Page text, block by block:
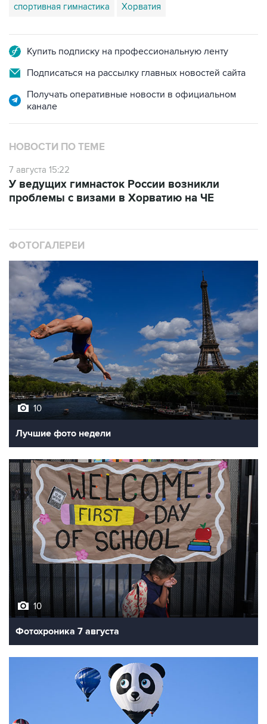
спортивная гимнастика Хорватия
Купить подписку на профессиональную ленту
Подписаться на рассылку главных новостей сайта
Получать оперативные новости в официальном
канале
НОВОСТИ ПО ТЕМЕ
7 августа 15:22
У ведущих гимнасток России возникли
проблемы с визами в Хорватию на ЧЕ
ФОТОГАЛЕРЕИ
10
Лучшие фото недели
10
Фотохроника 7 августа